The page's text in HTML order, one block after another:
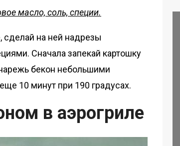
масло, соль, специи.
на ней надрезы
Сначала запекай картошку
бекон небольшими
10 минут при 190 градусах.
в аэрогриле